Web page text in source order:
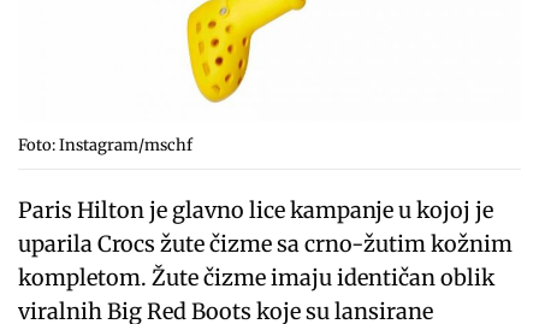
Foto: Instagram/mschf
Paris Hilton je glavno lice kampanje u kojoj je
uparila Crocs žute čizme sa crno-žutim kožnim
kompletom. Žute čizme imaju identičan oblik
viralnih Big Red Boots koje su lansirane